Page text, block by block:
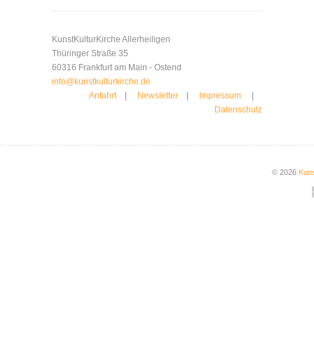
KunstKulturKirche Allerheiligen
Thüringer Straße 35
60316 Frankfurt am Main - Ostend
info@kunstkulturkirche.de
Anfahrt| Newsletter Impressum
Datenschutz
© 2026